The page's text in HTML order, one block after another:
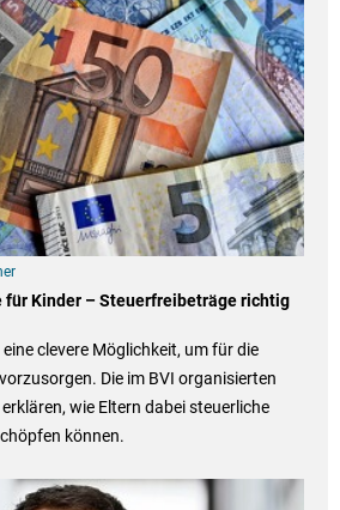
für Kinder – Steuerfreibeträge richtig
clevere Möglichkeit, um für die
Die im BVI organisierten
wie Eltern dabei steuerliche
können.